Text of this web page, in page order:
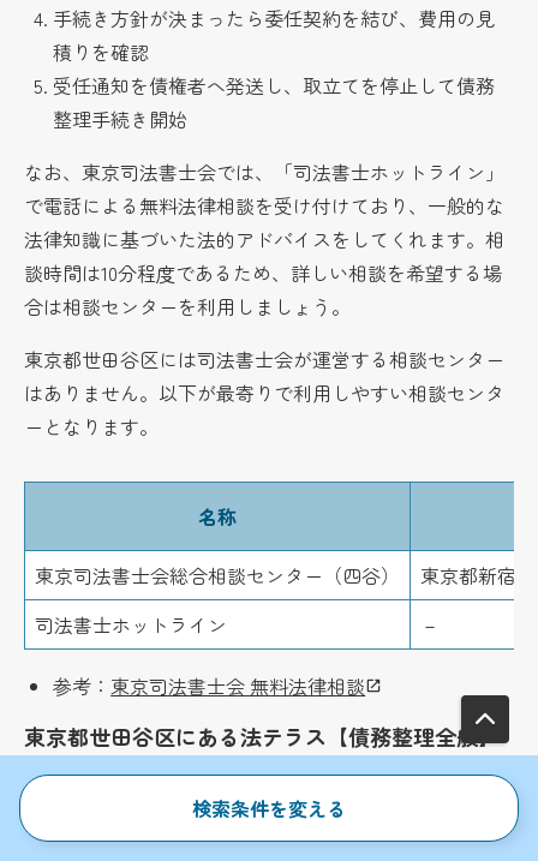
手続き方針が決まったら委任契約を結び、費用の見
積りを確認
受任通知を債権者へ発送し、取立てを停止して債務
整理手続き開始
なお、東京司法書士会では、「司法書士ホットライン」
で電話による無料法律相談を受け付けており、一般的な
法律知識に基づいた法的アドバイスをしてくれます。相
談時間は10分程度であるため、詳しい相談を希望する場
合は相談センターを利用しましょう。
東京都世田谷区には司法書士会が運営する相談センター
はありません。以下が最寄りで利用しやすい相談センタ
ーとなります。
名称
東京司法書士会総合相談センター（四谷）
東京都新宿
司法書士ホットライン
－
参考：東京司法書士会 無料法律相談
東京都世田谷区にある法テラス【債務整理全般】
法テラス（日本司法支援センター）は、収入・資産が一
定以下の人を対象に無料法律相談（原則3回）と弁護
検索条件を変える